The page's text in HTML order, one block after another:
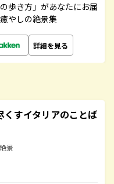
歩き方」があなたにお届
やしの絶景集
詳細を見る
くすイタリアのことば
景